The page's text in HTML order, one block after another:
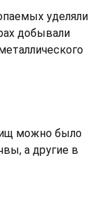
уделяли
добывали
можно было
а другие в